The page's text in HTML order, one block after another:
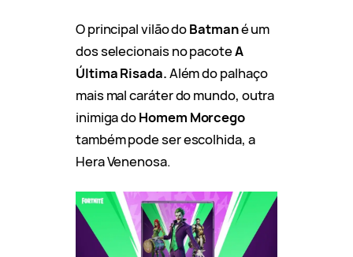
O principal vilão doBatmané um
dos selecionais no pacoteA
Última Risada.Além do palhaço
mais mal caráter do mundo, outra
inimiga doHomem Morcego
também pode ser escolhida, a
Hera Venenosa.